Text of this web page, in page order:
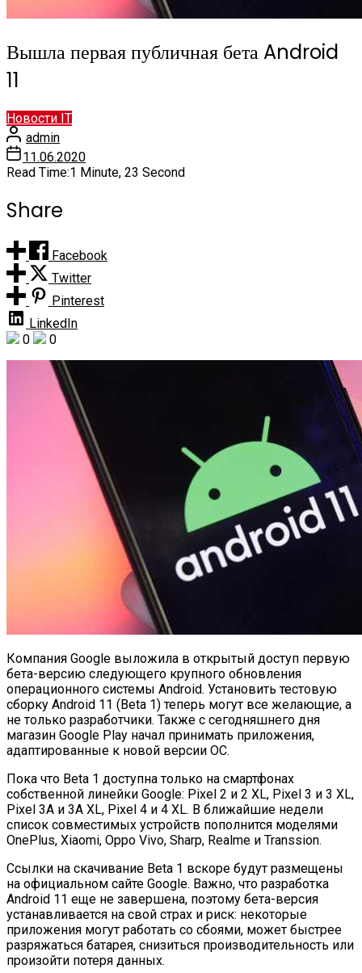
Вышла первая публичная бета Android
11
Новости IT
admin
11.06.2020
Read Time:1 Minute, 23 Second
Share
Facebook
Twitter
Pinterest
LinkedIn
0
0
Компания Google выложила в открытый доступ первую
бета-версию следующего крупного обновления
операционного системы Android. Установить тестовую
сборку Android 11 (Beta 1) теперь могут все желающие, а
не только разработчики. Также с сегодняшнего дня
магазин Google Play начал принимать приложения,
адаптированные к новой версии ОС.
Пока что Beta 1 доступна только на смартфонах
собственной линейки Google: Pixel 2 и 2 XL, Pixel 3 и 3 XL,
Pixel 3A и 3A XL, Pixel 4 и 4 XL. В ближайшие недели
список совместимых устройств пополнится моделями
OnePlus, Xiaomi, Oppo Vivo, Sharp, Realme и Transsion.
Ссылки на скачивание Beta 1 вскоре будут размещены
на официальном сайте Google. Важно, что разработка
Android 11 еще не завершена, поэтому бета-версия
устанавливается на свой страх и риск: некоторые
приложения могут работать со сбоями, может быстрее
разряжаться батарея, снизиться производительность или
произойти потеря данных.